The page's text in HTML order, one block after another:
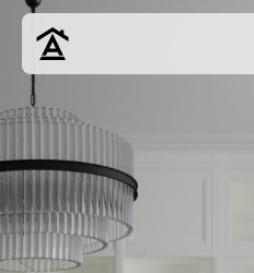
Дизайн
Цены
Наши работы
О нас
Контакты